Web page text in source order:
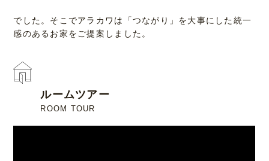
でした。そこでアラカワは「つながり」を大事にした統一
感のあるお家をご提案しました。
ルームツアー
ROOM TOUR